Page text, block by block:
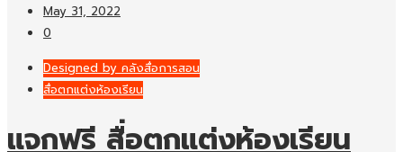
May 31, 2022
0
Designed by คลังสื่อการสอน
สื่อตกแต่งห้องเรียน
แจกฟรี สื่อตกแต่งห้องเรียน